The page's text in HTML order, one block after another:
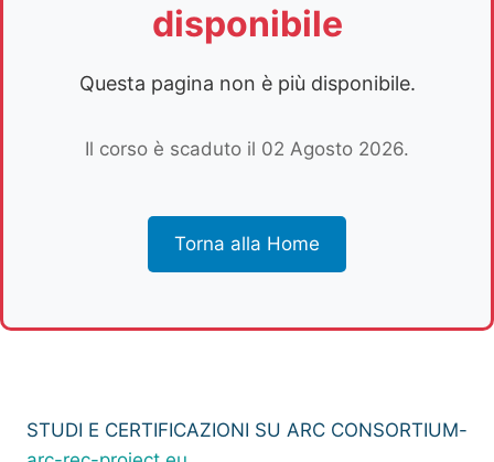
disponibile
Questa pagina non è più disponibile.
Il corso è scaduto il 02 Agosto 2026.
Torna alla Home
STUDI E CERTIFICAZIONI SU ARC CONSORTIUM-